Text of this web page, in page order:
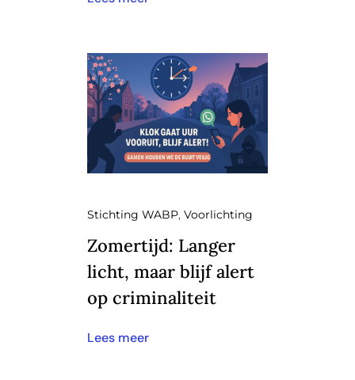
Stichting WABP, Voorlichting
Zomertijd: Langer
licht, maar blijf alert
op criminaliteit
Lees meer